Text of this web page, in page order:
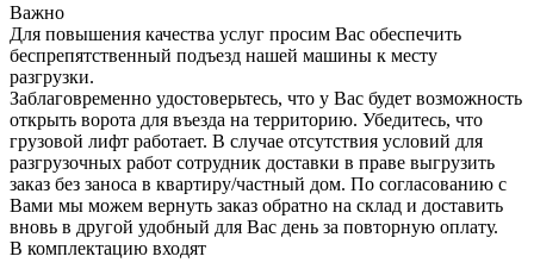
Важно
Для повышения качества услуг просим Вас обеспечить
беспрепятственный подъезд нашей машины к месту
разгрузки.
Заблаговременно удостоверьтесь, что у Вас будет возможность
открыть ворота для въезда на территорию. Убедитесь, что
грузовой лифт работает. В случае отсутствия условий для
разгрузочных работ сотрудник доставки в праве выгрузить
заказ без заноса в квартиру/частный дом. По согласованию с
Вами мы можем вернуть заказ обратно на склад и доставить
вновь в другой удобный для Вас день за повторную оплату.
В комплектацию входят